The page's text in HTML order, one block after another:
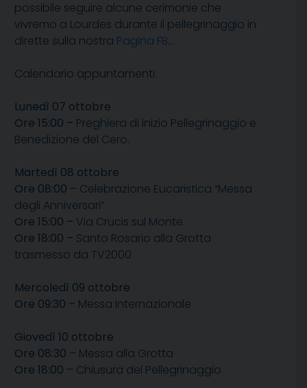
possibile seguire alcune cerimonie che
vivremo a Lourdes durante il pellegrinaggio in
dirette sulla nostra Pagina FB…
Calendario appuntamenti:
Lunedì 07 ottobre
Ore 15:00 – Preghiera di inizio Pellegrinaggio e
Benedizione del Cero.
Martedì 08 ottobre
Ore 08:00 – Celebrazione Eucaristica “Messa
degli Anniversari”
Ore 15:00 – Via Crucis sul Monte.
Ore 18:00 – Santo Rosario alla Grotta
trasmesso da TV2000
Mercoledì 09 ottobre
Ore 09:30 – Messa Internazionale
Giovedì 10 ottobre
Ore 08:30 – Messa alla Grotta
Ore 18:00 – Chiusura del Pellegrinaggio